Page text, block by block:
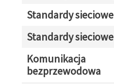
Standardy sieciowe
Standardy sieciowe
Komunikacja
bezprzewodowa